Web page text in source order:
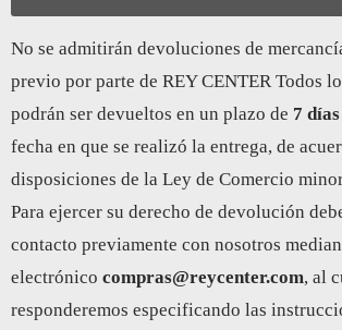
No se admitirán devoluciones de
previo por parte de REY CENTER Todos
podrán ser devueltos en un plazo de 7 días
fecha en que se realizó la entrega, de
disposiciones de la Ley de Comercio
Para ejercer su derecho de devolución
contacto previamente con nosotros
electrónico compras@reycenter.com, al
responderemos especificando las